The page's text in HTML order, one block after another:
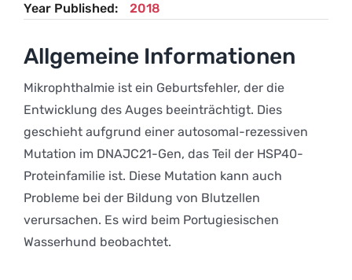
Year Published
2018
Allgemeine Informationen
Mikrophthalmie ist ein Geburtsfehler, der die
Entwicklung des Auges beeinträchtigt. Dies
geschieht aufgrund einer autosomal-rezessiven
Mutation im DNAJC21-Gen, das Teil der HSP40-
Proteinfamilie ist. Diese Mutation kann auch
Probleme bei der Bildung von Blutzellen
verursachen. Es wird beim Portugiesischen
Wasserhund beobachtet.